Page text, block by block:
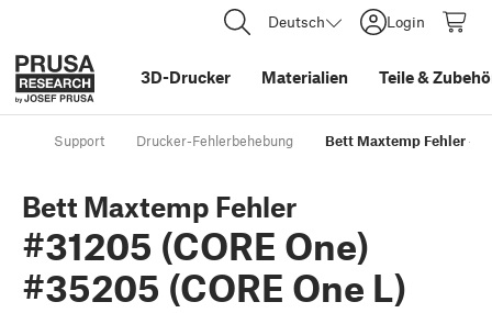
Deutsch Login
3D-Drucker Materialien Teile&
Support Drucker-Fehlerbehebung Bett Maxtemp Fehler
Bett Maxtemp Fehler
#31205 (CORE One)
#35205 (CORE One L)